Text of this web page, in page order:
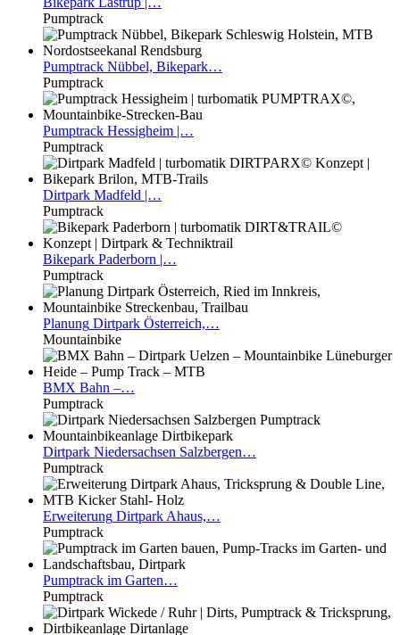
Pumptrack
Pumptrack Nübbel, Bikepark…
Pumptrack
Pumptrack Hessigheim |…
Pumptrack
Dirtpark Madfeld |…
Pumptrack
Bikepark Paderborn |…
Pumptrack
Planung Dirtpark Österreich,…
Mountainbike
BMX Bahn –…
Pumptrack
Dirtpark Niedersachsen Salzbergen…
Pumptrack
Erweiterung Dirtpark Ahaus,…
Pumptrack
Pumptrack im Garten…
Pumptrack